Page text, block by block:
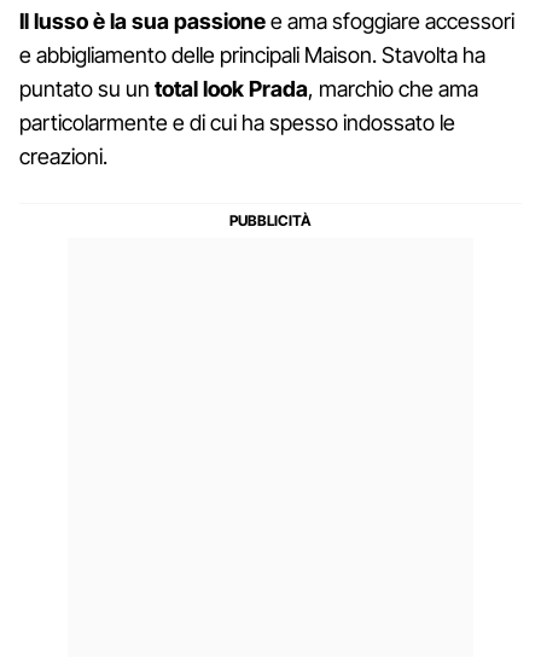
Il lusso è la sua passionee ama sfoggiare accessori
e abbigliamento delle principali Maison. Stavolta ha
puntato su un total look Prada, marchio che ama
particolarmente e di cui ha spesso indossato le
creazioni.